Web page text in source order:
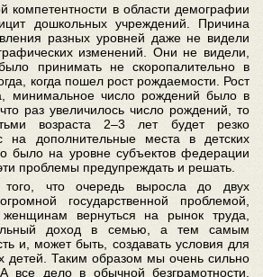
компетентности в области демографии
дошкольных учреждений. Причина
разных уровней даже не видели
изменений. Они не видели,
принимать не скоропалительно в
когда пошел рост рождаемости. Рост
минимальное число рождений было в
раз увеличилось число рождений, то
возраста 2–3 лет будет резко
на дополнительные места в детских
было на уровне субъектов федерации
проблемы предупреждать и решать.
что очередь выросла до двух
государственной проблемой,
вернуться на рынок труда,
доход в семью, а тем самым
и, может быть, создавать условия для
детей. Таким образом мы очень сильно
все дело в обычной безграмотности.